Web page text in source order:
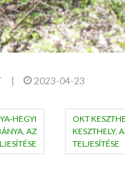
| 2023-04-23
HEGYI
AZ
OKT
KESZTHELY,
TELJESÍTÉSE